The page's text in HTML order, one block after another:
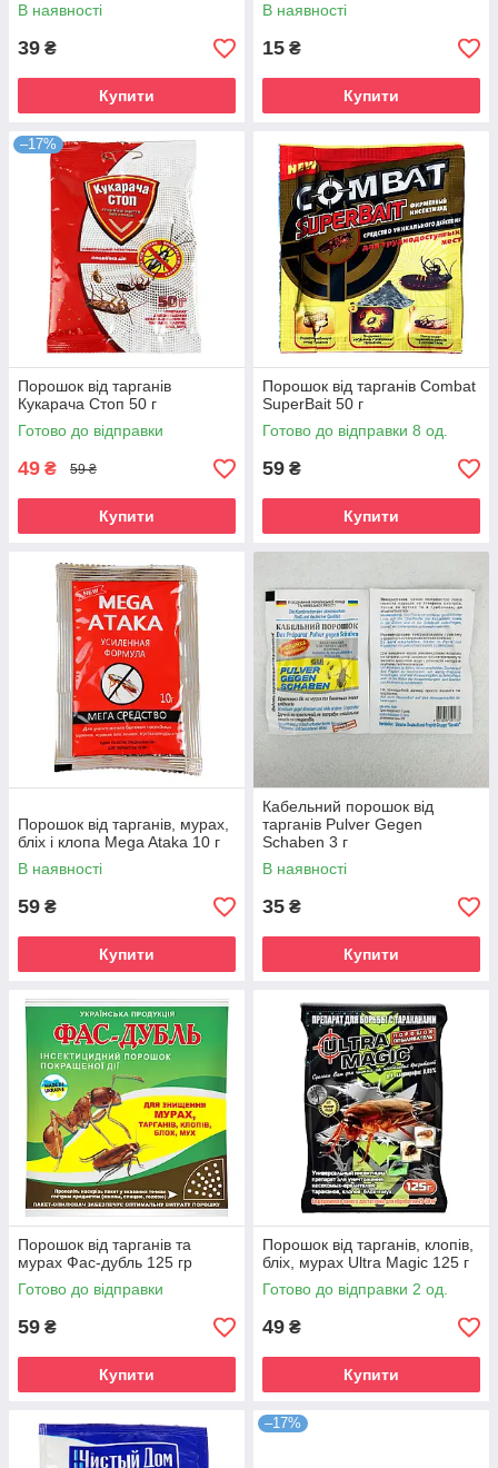
В наявності
39 ₴
Купити
В наявності
15 ₴
Купити
–17%
Порошок від тарганів
Кукарача Стоп 50 г
Готово до відправки
49 ₴ 59 ₴
Купити
Порошок від тарганів Combat
SuperBait 50 г
Готово до відправки 8 од.
59 ₴
Купити
Порошок від тарганів, мурах,
бліх і клопа Mega Ataka 10 г
В наявності
59 ₴
Купити
Кабельний порошок від
тарганів Pulver Gegen
Schaben 3 г
В наявності
35 ₴
Купити
Порошок від тарганів та
мурах Фас-дубль 125 гр
Готово до відправки
59 ₴
Купити
Порошок від тарганів, клопів,
бліх, мурах Ultra Magic 125 г
Готово до відправки 2 од.
49 ₴
Купити
–17%